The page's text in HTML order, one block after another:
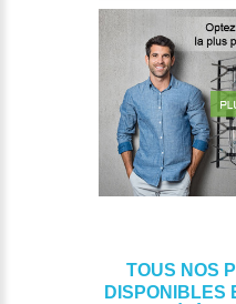
TOUS NOS
DISPONIBLES